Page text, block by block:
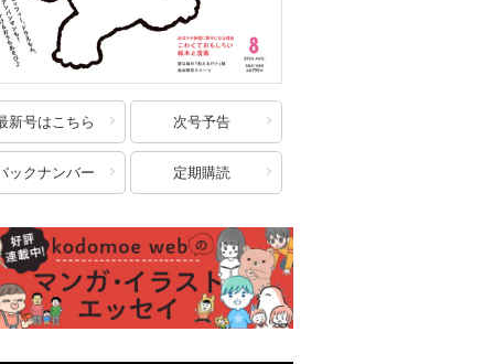
新号はこちら 次号予告
ックナンバー 定期購読